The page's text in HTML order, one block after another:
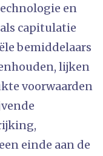
en
capitulatie
bemiddelaars
lijken
voorwaarden
einde aan de